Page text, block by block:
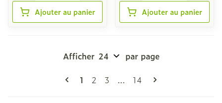
Ajouter au panier Ajouter au panier
Vous lisez actuellement la page
1 Page
2 Page
3 ... Page
14
Afficher par page